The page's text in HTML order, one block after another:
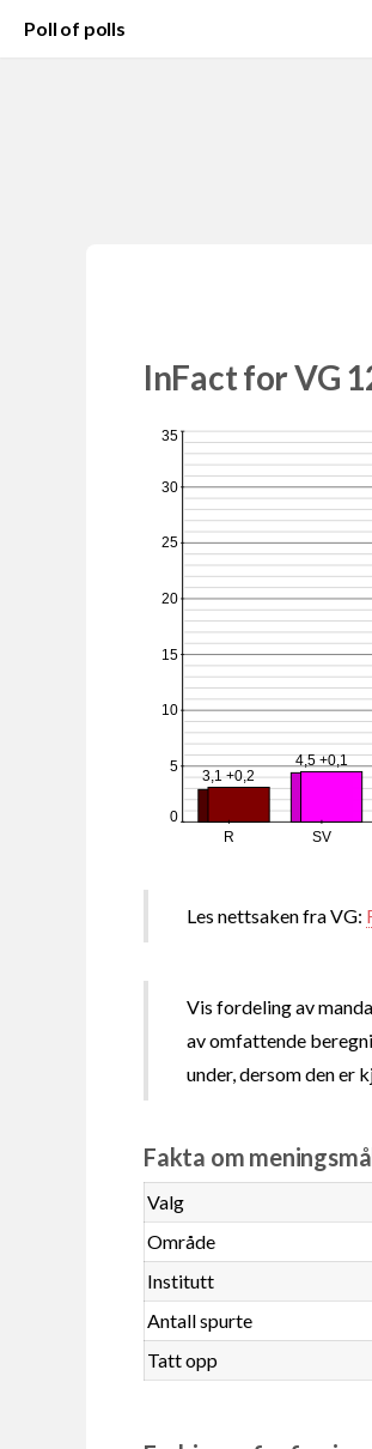
Poll of polls
InFact for VG
3,1 +0,2
4,5 +0,1
R SV
0
5
10
15
20
25
30
35
Les nettsaken fra VG:
Vis fordeling av
av omfattende
under, dersom den er
Fakta om
Valg
Område
Institutt
Antall spurte
Tatt opp